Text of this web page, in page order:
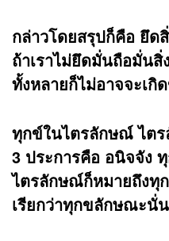
กล่าวโดยสรุปก็คือ ยึด
ถ้าเราไม่ยึดมั่นถือมั่นสิ่
ทั้งหลายก็ไม่อาจจะเกิ
ทุกข์ในไตรลักษณ์ ไต
3 ประการคือ อนิจจัง
ไตรลักษณ์ก็หมายถึงทุ
เรียกว่าทุกขลักษณะนั่น